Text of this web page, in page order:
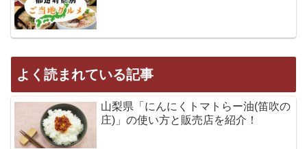
よく読まれている記事
山梨県「にんにくトマトらー油(笛吹の
庄)」の使い方と販売店を紹介！